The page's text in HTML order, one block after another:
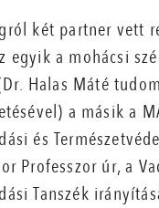
két partner vett
egyik a mohácsi
Halas Máté
a másik a
és
Professzor úr, a
Tanszék